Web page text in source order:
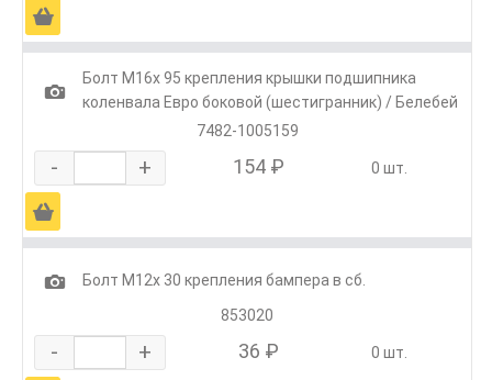
Ä
1
Болт М16х 95 крепления крышки подшипника
коленвала Евро боковой (шестигранник) / Белебей
7482-1005159
- + 154 ₽ 0 шт.
Ä
1
Болт М12х 30 крепления бампера в сб.
853020
- + 36 ₽ 0 шт.